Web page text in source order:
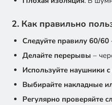
2. Как правильно
Следуйте правилу 60/60
Делайте перерывы –
Используйте наушники
Выбирайте накладные
Регулярно проверяйте